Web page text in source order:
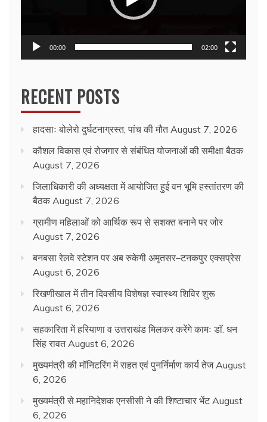
00:00 02:00
RECENT POSTS
हादसाः बोलेरो दुर्घटनाग्रस्त, पांच की मौत August 7, 2026
कौशल विकास एवं रोजगार से संबंधित योजनाओं की समीक्षा बैठक
August 7, 2026
जिलाधिकारी की अध्यक्षता में आयोजित हुई वन भूमि हस्तांतरण की
बैठक August 7, 2026
ग्रामीण महिलाओं को आर्थिक रूप से सशक्त बनाने पर जोर
August 7, 2026
बनबसा रेलवे स्टेशन पर अब रुकेगी अमृतसर–टनकपुर एक्सप्रेस
August 6, 2026
रिखणीखाल में तीन दिवसीय विशेषज्ञ स्वास्थ्य शिविर शुरू
August 6, 2026
सहकारिता में हरियाणा व उत्तराखंड मिलकर करेंगे कामः डाॅ. धन
सिंह रावत August 6, 2026
मुख्यमंत्री की मॉनिटरिंग में राहत एवं पुनर्निर्माण कार्य तेज August
6, 2026
मुख्यमंत्री से महानिदेशक एनसीसी ने की शिष्टाचार भेंट August
6, 2026